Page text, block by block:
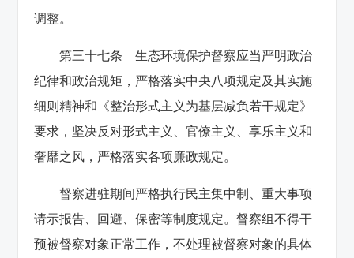
调整。
第三十七条 生态环境保护督察应当严明政治
纪律和政治规矩，严格落实中央八项规定及其实施
细则精神和《整治形式主义为基层减负若干规定》
要求，坚决反对形式主义、官僚主义、享乐主义和
奢靡之风，严格落实各项廉政规定。
督察进驻期间严格执行民主集中制、重大事项
请示报告、回避、保密等制度规定。督察组不得干
预被督察对象正常工作，不处理被督察对象的具体